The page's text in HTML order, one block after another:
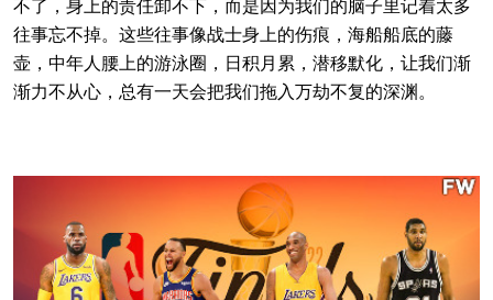
往事忘不掉。这些往事像战士身上的伤痕，海船船底的藤
壶，中年人腰上的游泳圈，日积月累，潜移默化，让我们渐
渐力不从心，总有一天会把我们拖入万劫不复的深渊。